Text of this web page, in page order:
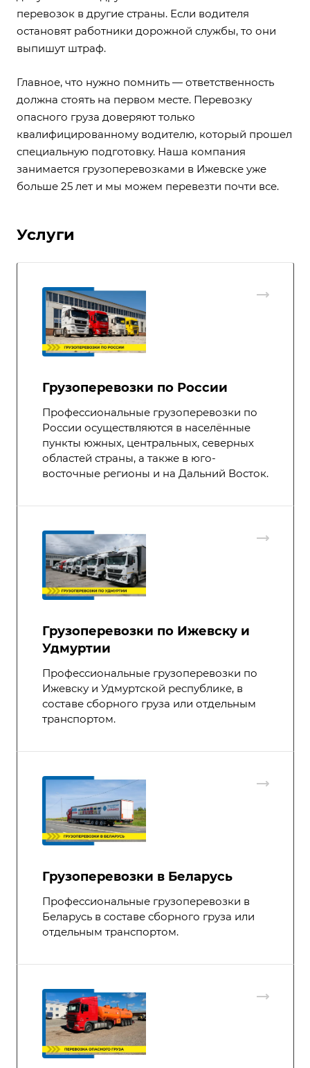
перевозок в другие страны. Если водителя
остановят работники дорожной службы, то они
выпишут штраф.
Главное, что нужно помнить — ответственность
должна стоять на первом месте. Перевозку
опасного груза доверяют только
квалифицированному водителю, который прошел
специальную подготовку. Наша компания
занимается грузоперевозками в Ижевске уже
больше 25 лет и мы можем перевезти почти все.
Услуги
Грузоперевозки по России
Профессиональные грузоперевозки по
России осуществляются в населённые
пункты южных, центральных, северных
областей страны, а также в юго-
восточные регионы и на Дальний Восток.
Грузоперевозки по Ижевску и
Удмуртии
Профессиональные грузоперевозки по
Ижевску и Удмуртской республике, в
составе сборного груза или отдельным
транспортом.
Грузоперевозки в Беларусь
Профессиональные грузоперевозки в
Беларусь в составе сборного груза или
отдельным транспортом.